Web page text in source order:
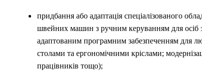
придбання або адаптація спеціалізованого
швейних машин з ручним керуванням для
адаптованим програмним забезпеченням для
столами та ергономічними кріслами;
працівників тощо);